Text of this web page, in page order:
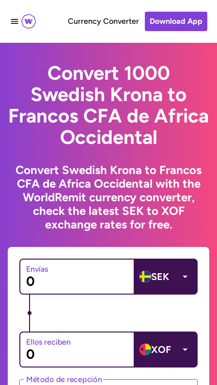
Currency Converter Download App
Convert 1000
Swedish Krona to
Francos CFA de Africa
Occidental
Convert Swedish Krona to Francos
CFA de Africa Occidental with the
WorldRemit currency converter,
check the latest SEK to XOF
exchange rates for free.
Envías
SEK
Ellos reciben
XOF
Método de recepción